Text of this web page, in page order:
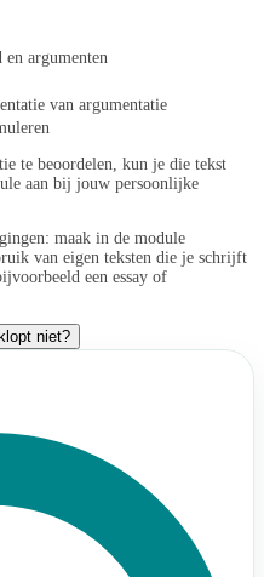
en argumenten
van argumentatie
te beoordelen, kun je die tekst
aan bij jouw persoonlijke
maak in de module
van eigen teksten die je schrijft
een essay of
niet?